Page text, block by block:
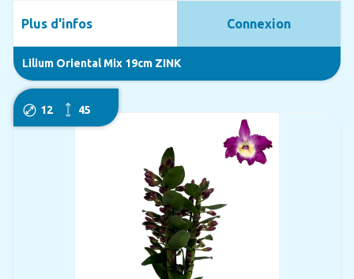
Lilium Oriental Mix 19cm ZINK
Plus d'infos Connexion
12 45